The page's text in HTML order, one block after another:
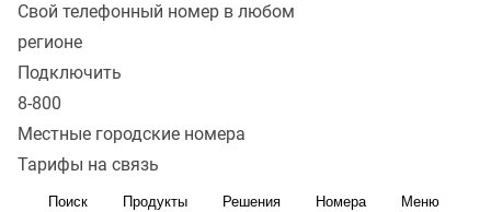
Свой телефонный номер в любом
регионе
Подключить
8-800
Местные городские номера
Тарифы на связь
Поиск Продукты Решения Номера Меню
Чат поможет: